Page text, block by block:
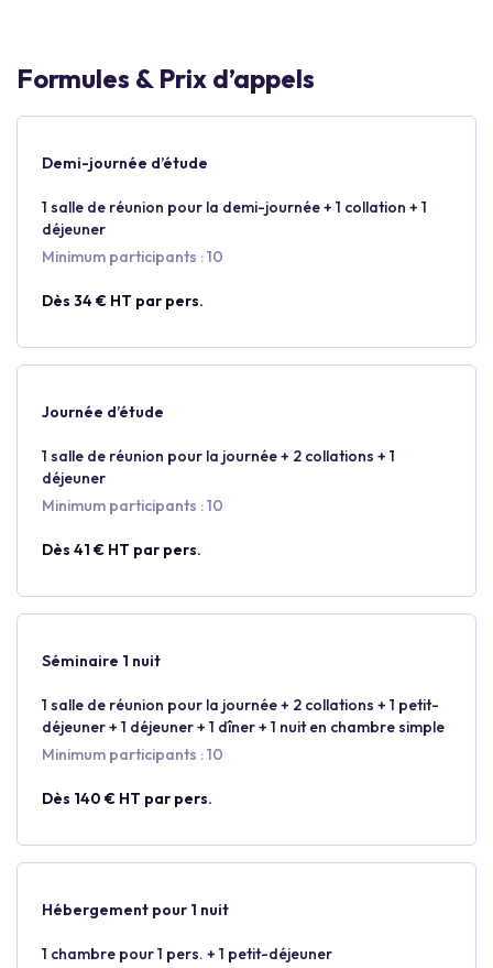
Formules & Prix d’appels
Demi-journée d’étude
1 salle de réunion pour la demi-journée + 1 collation + 1
déjeuner
Minimum participants : 10
Dès 34 € HT par pers.
Journée d’étude
1 salle de réunion pour la journée + 2 collations + 1
déjeuner
Minimum participants : 10
Dès 41 € HT par pers.
Séminaire 1 nuit
1 salle de réunion pour la journée + 2 collations + 1 petit-
déjeuner + 1 déjeuner + 1 dîner + 1 nuit en chambre simple
Minimum participants : 10
Dès 140 € HT par pers.
Hébergement pour 1 nuit
1 chambre pour 1 pers. + 1 petit-déjeuner